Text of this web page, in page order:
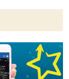
見えない）
座標系では8日）